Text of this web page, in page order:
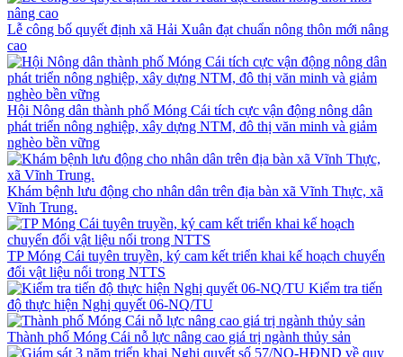
Lễ công bố quyết định xã Hải Xuân đạt chuẩn nông thôn mới nâng
cao
Hội Nông dân thành phố Móng Cái tích cực vận động nông dân
phát triển nông nghiệp, xây dựng NTM, đô thị văn minh và giảm
nghèo bền vững
Khám bệnh lưu động cho nhân dân trên địa bàn xã Vĩnh Thực, xã
Vĩnh Trung.
TP Móng Cái tuyên truyền, ký cam kết triển khai kế hoạch chuyển
đổi vật liệu nổi trong NTTS
Kiểm tra tiến
độ thực hiện Nghị quyết 06-NQ/TU
Thành phố Móng Cái nỗ lực nâng cao giá trị ngành thủy sản